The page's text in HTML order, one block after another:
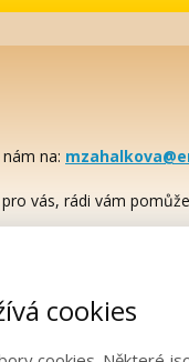
na:
pro vás, rádi vám
cookies